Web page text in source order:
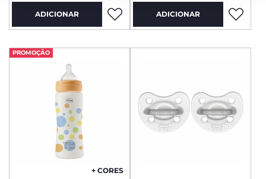
ADICIONAR ADICIONAR
PROMOÇÃO
+ CORES